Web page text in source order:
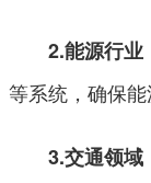
2.能源行业
等系统，确保能
3.交通领域